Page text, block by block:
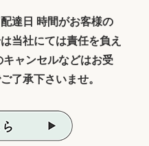
達日 時間がお客様の
当社にては責任を負え
ャンセルなどはお受
了承下さいませ。